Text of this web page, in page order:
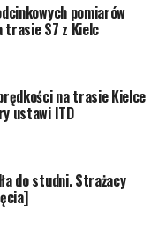
pomiarów
trasie S7 z Kielc
na trasie Kielce
ustawi ITD
do studni. Strażacy